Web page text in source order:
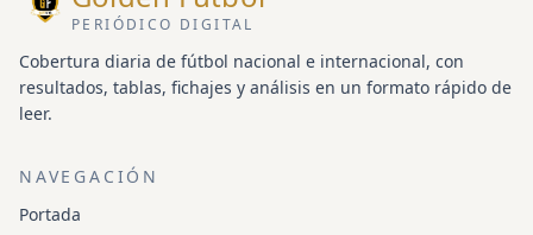
PERIÓDICO DIGITAL
Cobertura diaria de fútbol nacional e internacional, con
resultados, tablas, fichajes y análisis en un formato rápido de
leer.
NAVEGACIÓN
Portada